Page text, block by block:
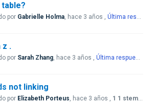
table?
por Gabrielle Holma, hace 3 años , Última respuesta
z .
por Sarah Zhang, hace 3 años , Última respuesta
not linking
por Elizabeth Porteus, hace 3 años , 1 1 stemme